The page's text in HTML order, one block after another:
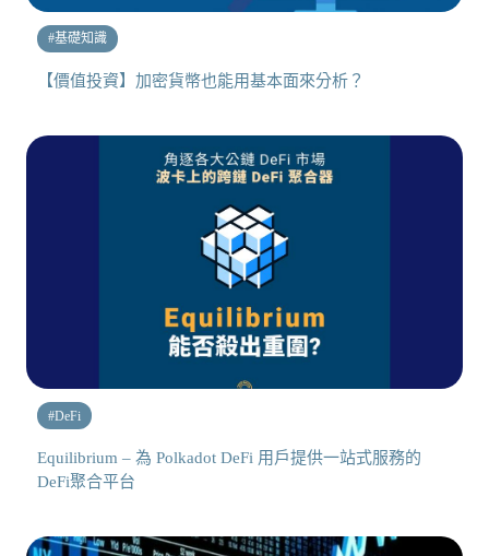
#基礎知識
【價值投資】加密貨幣也能用基本面來分析？
#DeFi
Equilibrium – 為 Polkadot DeFi 用戶提供一站式服務的
DeFi聚合平台